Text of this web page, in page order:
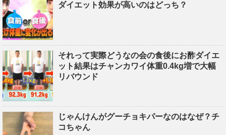
ダイエット効果が高いのはどっち？
それって実際どうなの会の食後にお酢ダイエ
ット結果はチャンカワイ体重0.4kg増で大幅
リバウンド
じゃんけんがグーチョキパーなのはなぜ？チ
コちゃん